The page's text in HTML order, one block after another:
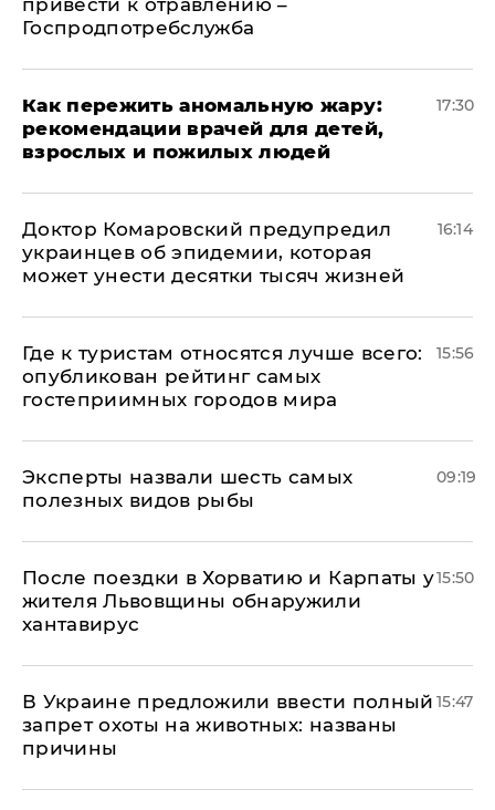
Госпродпотребслужба
Как пережить аномальную жару:
рекомендации врачей для детей,
взрослых и пожилых людей
17:30
Доктор Комаровский предупредил
украинцев об эпидемии, которая
может унести десятки тысяч жизней
16:14
Где к туристам относятся лучше всего:
опубликован рейтинг самых
гостеприимных городов мира
15:56
Эксперты назвали шесть самых
полезных видов рыбы
09:19
После поездки в Хорватию и Карпаты у
жителя Львовщины обнаружили
хантавирус
15:50
В Украине предложили ввести полный
запрет охоты на животных: названы
причины
15:47